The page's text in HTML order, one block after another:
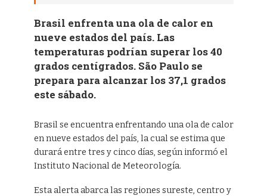
Brasil enfrenta una ola de calor en
nueve estados del país. Las
temperaturas podrían superar los 40
grados centígrados. São Paulo se
prepara para alcanzar los 37,1 grados
este sábado.
Brasil se encuentra enfrentando una ola de calor
en nueve estados del país, la cual se estima que
durará entre tres y cinco días, según informó el
Instituto Nacional de Meteorología.
Esta alerta abarca las regiones sureste, centro y